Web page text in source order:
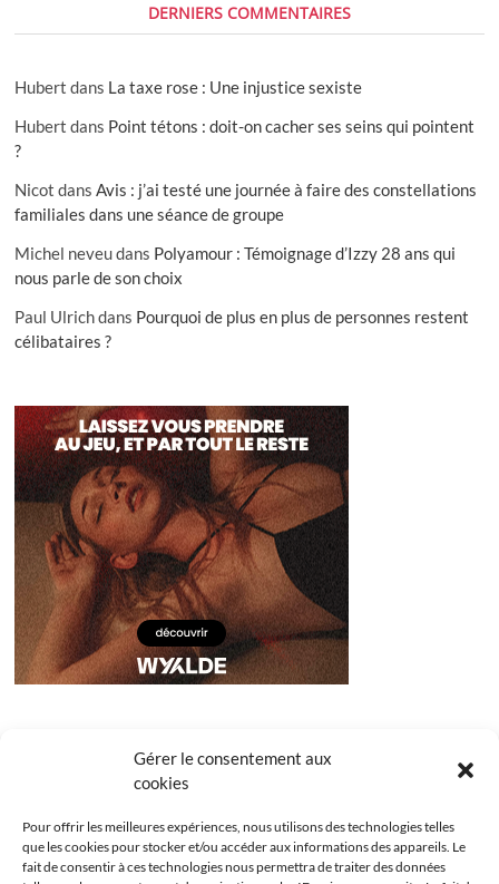
Gérer le consentement aux
cookies
Pour offrir les meilleures expériences, nous utilisons des technologies telles
que les cookies pour stocker et/ou accéder aux informations des appareils. Le
fait de consentir à ces technologies nous permettra de traiter des données
DERNIERS COMMENTAIRES
Hubert dans La taxe rose : Une injustice sexiste
Hubert dans Point tétons : doit-on cacher ses seins qui pointent
?
Nicot dansAvis : j’ai testé une journée à faire des constellations
familiales dans une séance de groupe
Michel neveudans Polyamour : Témoignage d’Izzy 28 ans qui
nous parle de son choix
Paul Ulrichdans Pourquoi de plus en plus de personnes restent
célibataires ?